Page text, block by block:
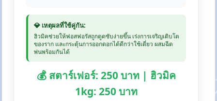
💎 เหตุผลที่ใช้คู่กัน:
ฮิวมิคช่วยให้ฟอสฟอรัสถูกดูดซับง่ายขึ้น เร่งการเจริญเติบโต
ของราก และกระตุ้นการออกดอกได้ดีกว่าใช้เดี่ยว ผสมฉีด
พ่นพร้อมกันได้
💰 สตาร์เฟอร์: 250 บาท | ฮิวมิค
1kg: 250 บาท